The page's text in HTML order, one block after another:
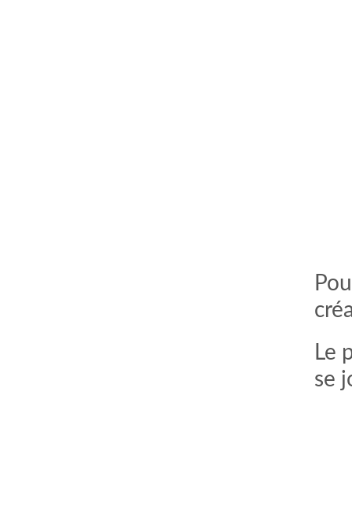
Le
se